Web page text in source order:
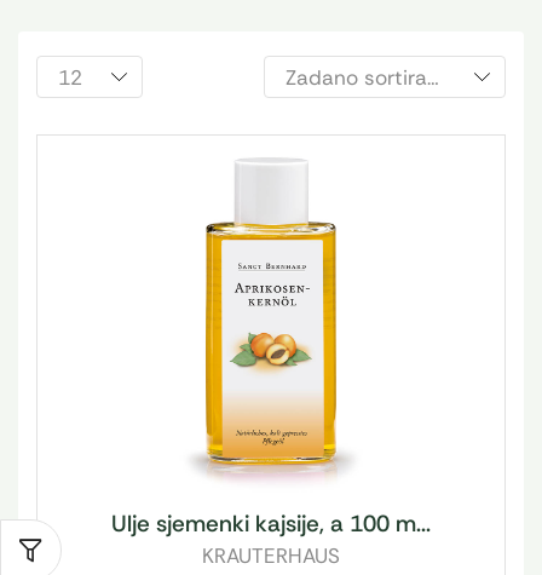
Ulje sjemenki kajsije, a 100 m...
KRAUTERHAUS